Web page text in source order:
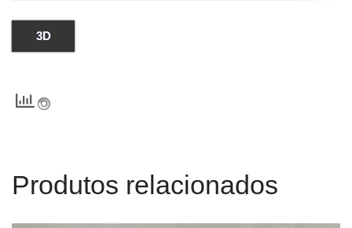
3D
Produtos relacionados